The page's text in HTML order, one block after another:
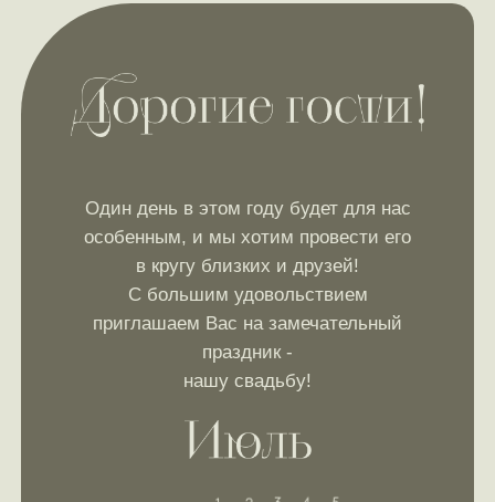
Один день в этом году будет для нас
особенным, и мы хотим провести его
в кругу близких и друзей!
С большим удовольствием
приглашаем Вас на замечательный
праздник -
нашу свадьбу!